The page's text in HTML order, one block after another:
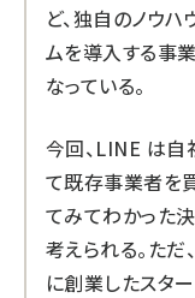
ど、独自のノウ
ムを導入する事
なっている。
今回、LINE は自
て既存事業者を
てみてわかった
考えられる。た
に創業したスタ